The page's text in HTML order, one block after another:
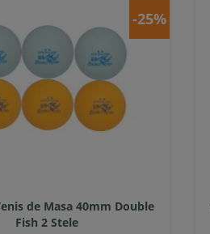
-25%
de Masa 40mm Double
Fish 2 Stele